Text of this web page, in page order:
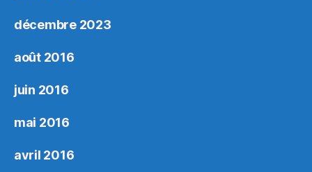
décembre 2023
août 2016
juin 2016
mai 2016
avril 2016